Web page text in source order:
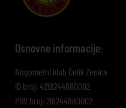
Osnovne informacije:
Nogometni klub Čelik Zenica
ID broj: 4218244880002
PDV broj: 218244880002